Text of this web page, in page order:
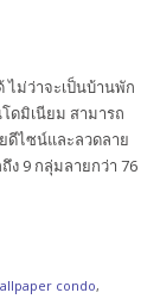
ไม่ว่าจะเป็นบ้านพัก
ดมิเนียม สามารถ
ดีไซน์และลวดลาย
ง 9 กลุ่มลายกว่า 76
condo,